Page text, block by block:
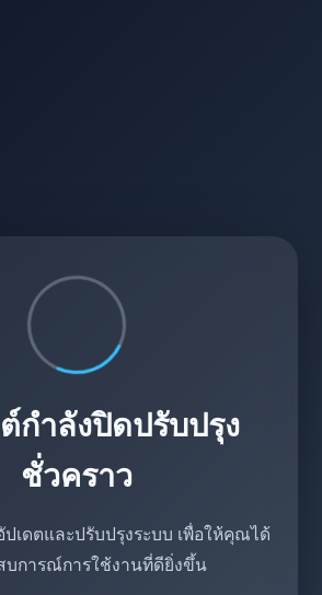
กำลังปิดปรับปรุง
ชั่วคราว
เดตและปรับปรุงระบบ เพื่อให้คุณได้
บการณ์การใช้งานที่ดียิ่งขึ้น